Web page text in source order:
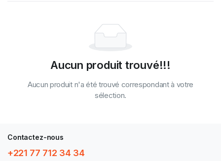
Aucun produit trouvé!!!
Aucun produit n'a été trouvé correspondant à votre
sélection.
Contactez-nous
+221 77 712 34 34